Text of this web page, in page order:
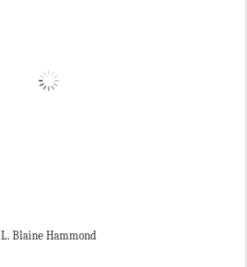
L. Blaine Hammond